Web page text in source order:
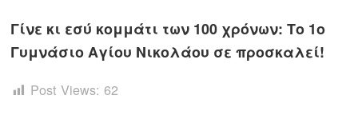
Γίνε κι εσύ κομμάτι των 100 χρόνων: Το 1ο
Γυμνάσιο Αγίου Νικολάου σε προσκαλεί!
Post Views: 62